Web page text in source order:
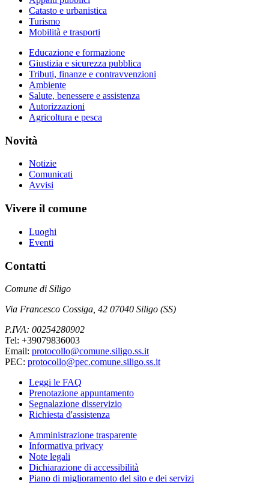
Catasto e urbanistica
Turismo
Mobilità e trasporti
Educazione e formazione
Giustizia e sicurezza pubblica
Tributi, finanze e contravvenzioni
Ambiente
Salute, benessere e assistenza
Autorizzazioni
Agricoltura e pesca
Novità
Notizie
Comunicati
Avvisi
Vivere il comune
Luoghi
Eventi
Contatti
Comune di Siligo
Via Francesco Cossiga, 42 07040 Siligo (SS)
P.IVA: 00254280902
Tel: +39079836003
Email: protocollo@comune.siligo.ss.it
PEC: protocollo@pec.comune.siligo.ss.it
Leggi le FAQ
Prenotazione appuntamento
Segnalazione disservizio
Richiesta d'assistenza
Amministrazione trasparente
Informativa privacy
Note legali
Dichiarazione di accessibilità
Piano di miglioramento del sito e dei servizi